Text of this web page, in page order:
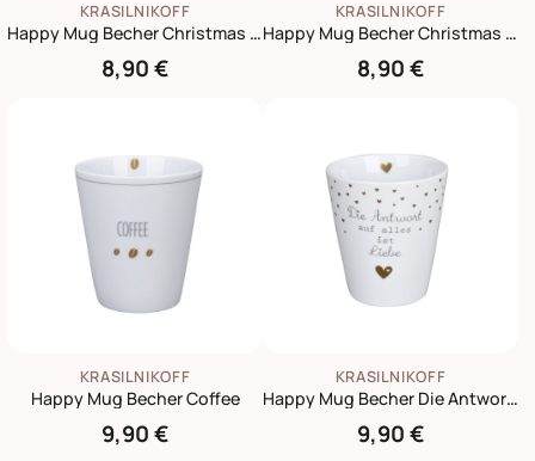
KRASILNIKOFF
Happy Mug Becher Christmas Tree Gingerbread
8,90 €
KRASILNIKOFF
Happy Mug Becher Christmas Words
8,90 €
KRASILNIKOFF
Happy Mug Becher Coffee
9,90 €
KRASILNIKOFF
Happy Mug Becher Die Antwort auf alles ist Liebe
9,90 €